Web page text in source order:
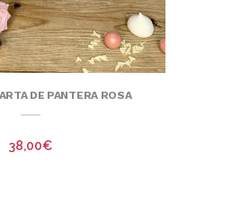
DE PANTERA ROSA
38,00€